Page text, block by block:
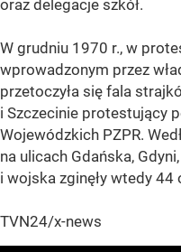
oraz delegacje szkół.
W grudniu 1970 r., w
wprowadzonym przez
przetoczyła się fala
i Szczecinie protestujący
Wojewódzkich PZPR.
na ulicach Gdańska,
i wojska zginęły wtedy 44
TVN24/x-news